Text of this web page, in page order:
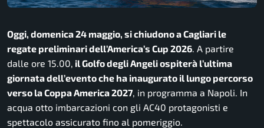
Oggi, domenica 24 maggio, si chiudono a Cagliari le
regate preliminari dell’America’s Cup 2026. A partire
dalle ore 15.00, il Golfo degli Angeli ospiterà l’ultima
giornata dell’evento che ha inaugurato il lungo percorso
verso la Coppa America 2027, in programma a Napoli. In
acqua otto imbarcazioni con gli AC40 protagonisti e
spettacolo assicurato fino al pomeriggio.